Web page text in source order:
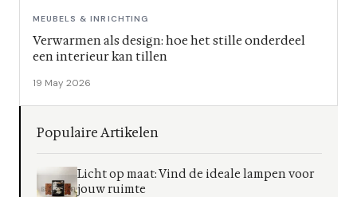
MEUBELS & INRICHTING
Verwarmen als design: hoe het stille onderdeel
een interieur kan tillen
19 May 2026
Populaire Artikelen
Licht op maat: Vind de ideale lampen voor
jouw ruimte